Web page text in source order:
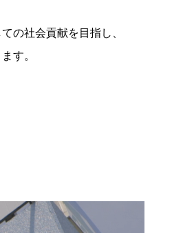
の社会貢献を目指し、
す。